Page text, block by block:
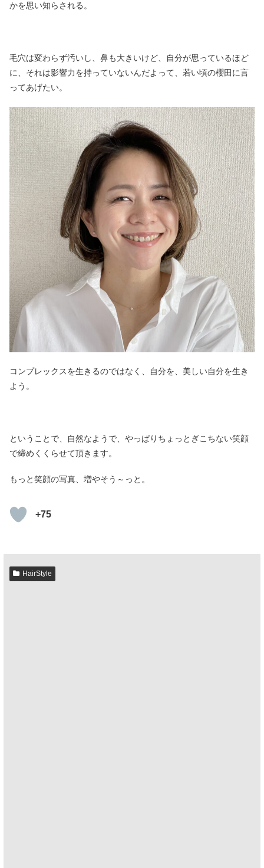
かを思い知らされる。
毛穴は変わらず汚いし、鼻も大きいけど、自分が思っているほど
に、それは影響力を持っていないんだよって、若い頃の櫻田に言
ってあげたい。
コンプレックスを生きるのではなく、自分を、美しい自分を生き
よう。
ということで、自然なようで、やっぱりちょっとぎこちない笑顔
で締めくくらせて頂きます。
もっと笑顔の写真、増やそう～っと。
+75
HairStyle